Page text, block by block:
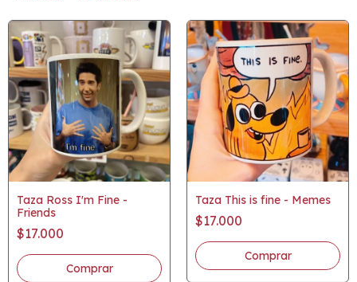
Taza Ross I'm Fine -
Friends
$17.000
Taza This is fine - Memes
$17.000